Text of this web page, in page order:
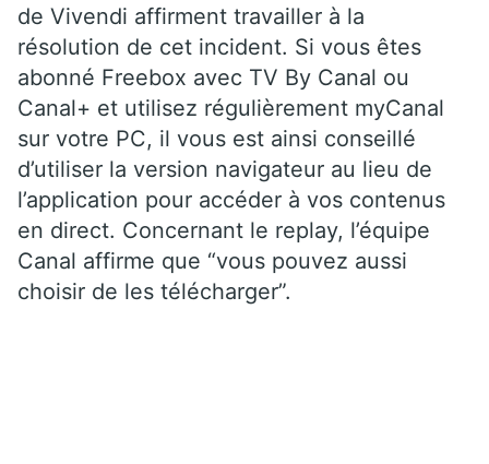
de Vivendi affirment travailler à la
résolution de cet incident. Si vous êtes
abonné Freebox avec TV By Canal ou
Canal+ et utilisez régulièrement myCanal
sur votre PC, il vous est ainsi conseillé
d’utiliser la version navigateur au lieu de
l’application pour accéder à vos contenus
en direct. Concernant le replay, l’équipe
Canal affirme que “vous pouvez aussi
choisir de les télécharger”.